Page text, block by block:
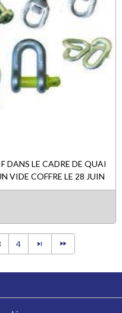
DANS LE CADRE DE QUAI
VIDE COFFRE LE 28 JUIN
4